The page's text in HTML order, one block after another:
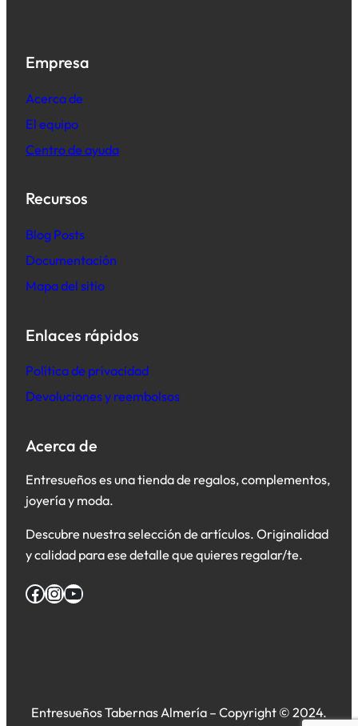
Empresa
Acerca de
El equipo
Centro de ayuda
Recursos
Blog Posts
Documentación
Mapa del sitio
Enlaces rápidos
Política de privacidad
Devoluciones y reembolsos
Acerca de
Entresueños es una tienda de regalos, complementos,
joyería y moda.
Descubre nuestra selección de artículos. Originalidad
y calidad para ese detalle que quieres regalar/te.
Facebook InstagramYouTube
Entresueños Tabernas Almería – Copyright © 2024.